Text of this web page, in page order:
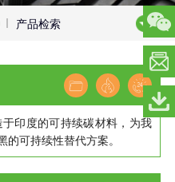
产品检索
印度的可持续碳材料，为我
可持续性替代方案。